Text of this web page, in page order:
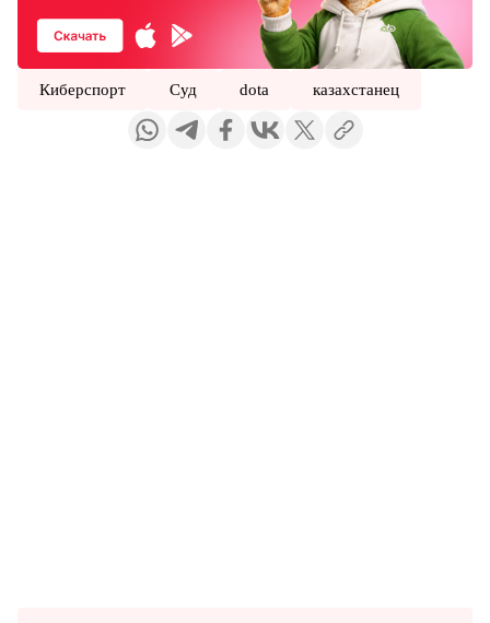
Киберспорт Суд dota казахстанец